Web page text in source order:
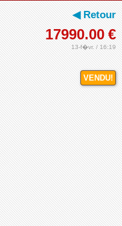
◀ Retour
17990.00 €
13-f�vr. / 16:19
VENDU!